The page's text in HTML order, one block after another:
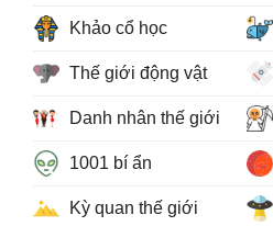
Khảo cổ học
Thế giới động vật
Danh nhân thế giới
1001 bí ẩn
Kỳ quan thế giới